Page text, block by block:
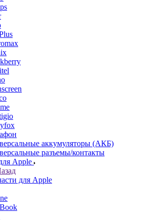
аккумуляторы (АКБ)
разъемы/контакты
Apple
для Apple